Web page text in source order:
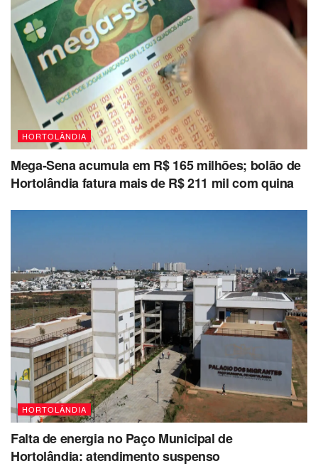
HORTOLÂNDIA
Mega-Sena acumula em R$ 165 milhões; bolão de
Hortolândia fatura mais de R$ 211 mil com quina
HORTOLÂNDIA
Falta de energia no Paço Municipal de
Hortolândia: atendimento suspenso